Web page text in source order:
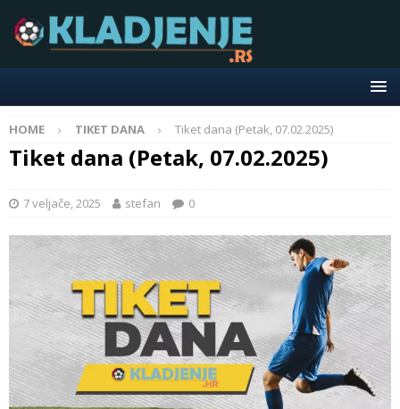
HOME TIKET DANA Tiket dana (Petak, 07.02.2025)
Tiket dana (Petak, 07.02.2025)
7 veljače, 2025 stefan 0